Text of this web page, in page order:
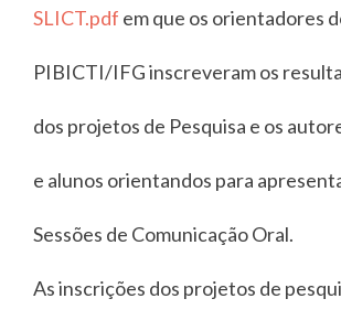
SLICT.pdf em que os orientadores
PIBICTI/IFG inscreveram os
dos projetos de Pesquisa e os
e alunos orientandos para
Sessões de Comunicação Oral.
As inscrições dos projetos de